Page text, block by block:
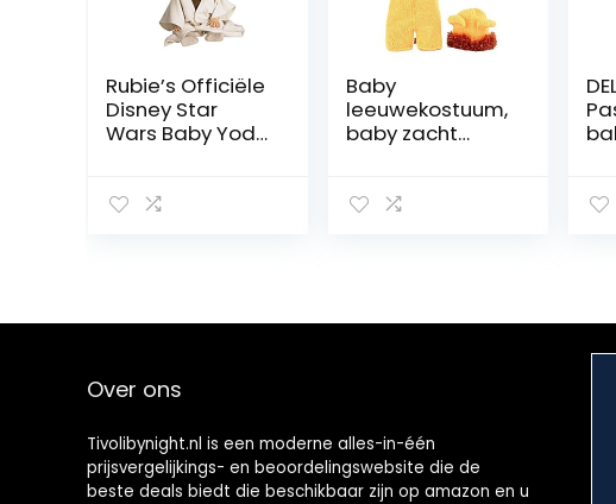
Rubie’s Officiële
Disney Star
Wars Baby Yoda
Size
Baby
leeuwekostuum,
baby zacht
leeuwekostuum
pasgeborenen
e
Over ons
Tivolibynight.nl is een moderne alles-in-één
prijsvergelijkings- en beoordelingswebsite die de
beste deals biedt die beschikbaar zijn op amazon en u